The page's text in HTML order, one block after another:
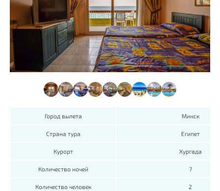
Город вылета Минск
Страна тура Египет
Курорт Хургада
Количество ночей 7
Количество человек 2